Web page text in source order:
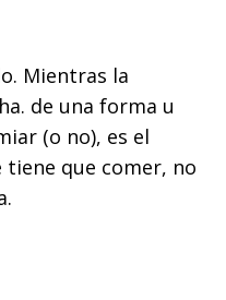
Mientras la
de una forma u
(o no), es el
que comer, no